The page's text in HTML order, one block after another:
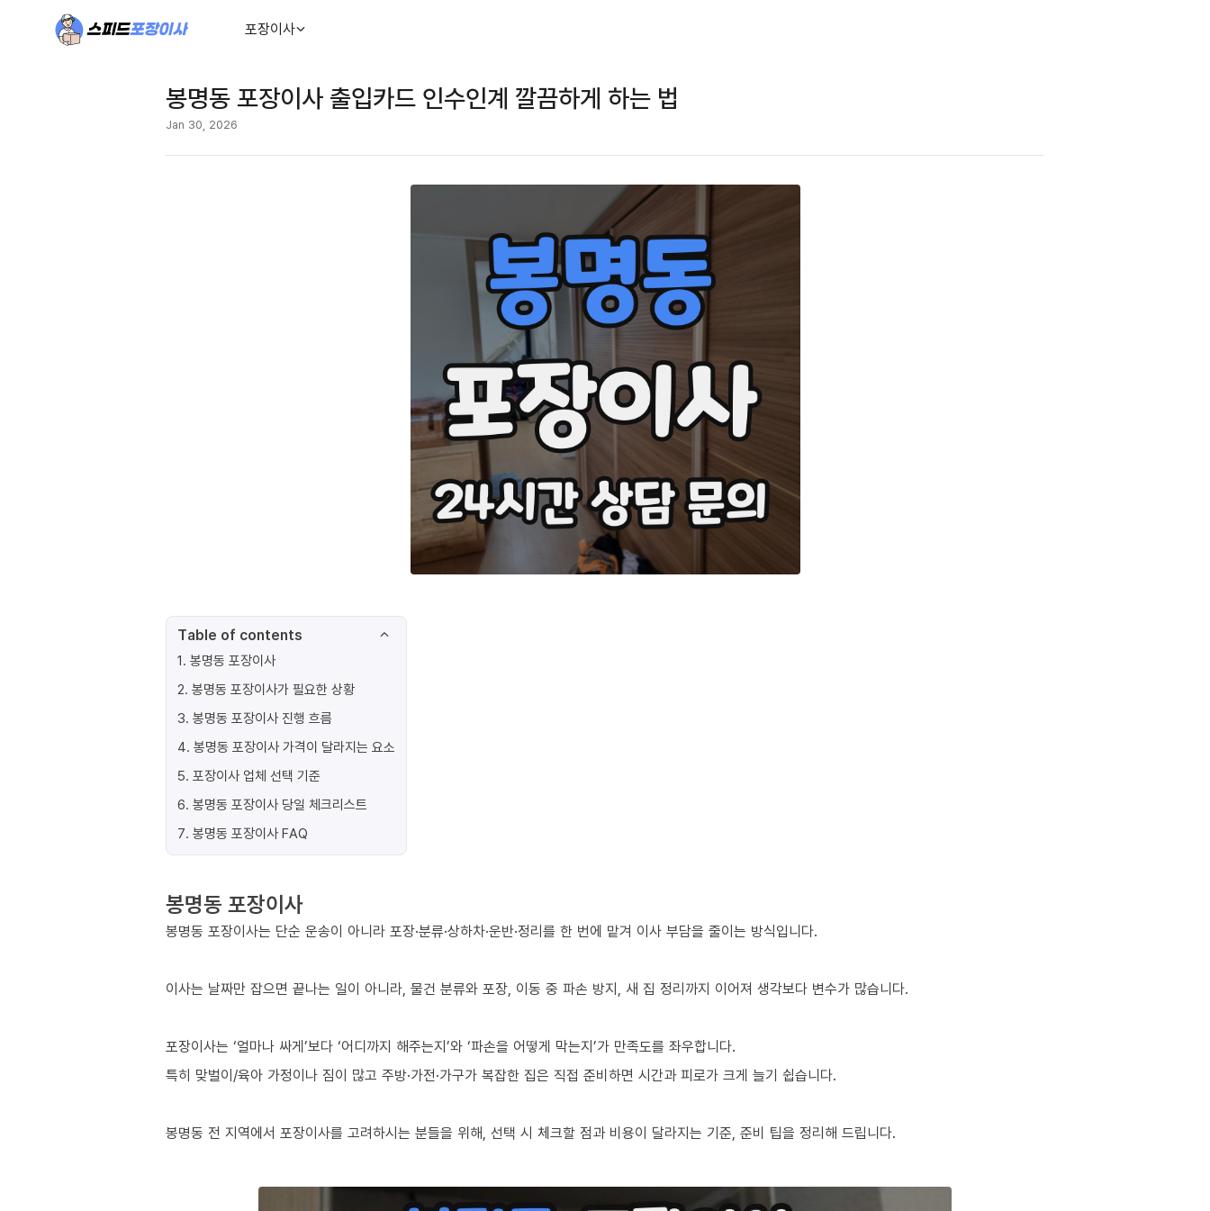
포장이사
봉명동 포장이사 출입카드 인수인계 깔끔하게 하는 법
Jan 30, 2026
Table of contents
1. 봉명동 포장이사
2. 봉명동 포장이사가 필요한 상황
3. 봉명동 포장이사 진행 흐름
4. 봉명동 포장이사 가격이 달라지는 요소
5. 포장이사 업체 선택 기준
6. 봉명동 포장이사 당일 체크리스트
7. 봉명동 포장이사 FAQ
봉명동 포장이사
봉명동 포장이사는 단순 운송이 아니라 포장·분류·상하차·운반·정리를 한 번에 맡겨 이사 부담을 줄이는 방식입니다.
이사는 날짜만 잡으면 끝나는 일이 아니라, 물건 분류와 포장, 이동 중 파손 방지, 새 집 정리까지 이어져 생각보다 변수가 많습니다.
포장이사는 ‘얼마나 싸게’보다 ‘어디까지 해주는지’와 ‘파손을 어떻게 막는지’가 만족도를 좌우합니다.
특히 맞벌이/육아 가정이나 짐이 많고 주방·가전·가구가 복잡한 집은 직접 준비하면 시간과 피로가 크게 늘기 쉽습니다.
봉명동 전 지역에서 포장이사를 고려하시는 분들을 위해, 선택 시 체크할 점과 비용이 달라지는 기준, 준비 팁을 정리해 드립니다.